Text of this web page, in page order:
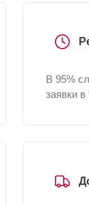
В 95%
заявки в